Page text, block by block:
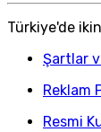
Türkiye'de
Şartlar
Reklam
Resmi